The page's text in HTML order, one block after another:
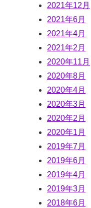
2021年12月
2021年6月
2021年4月
2021年2月
2020年11月
2020年8月
2020年4月
2020年3月
2020年2月
2020年1月
2019年7月
2019年6月
2019年4月
2019年3月
2018年6月